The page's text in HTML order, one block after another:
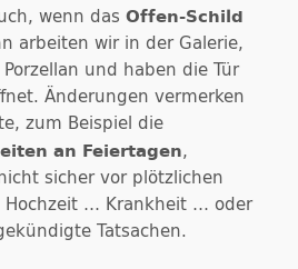
wenn dasOffen-Schild
arbeiten wir in der Galerie,
und haben die Tür
Änderungen vermerken
zum Beispiel die
an Feiertagen,
sicher vor plötzlichen
… Krankheit … oder
Tatsachen.